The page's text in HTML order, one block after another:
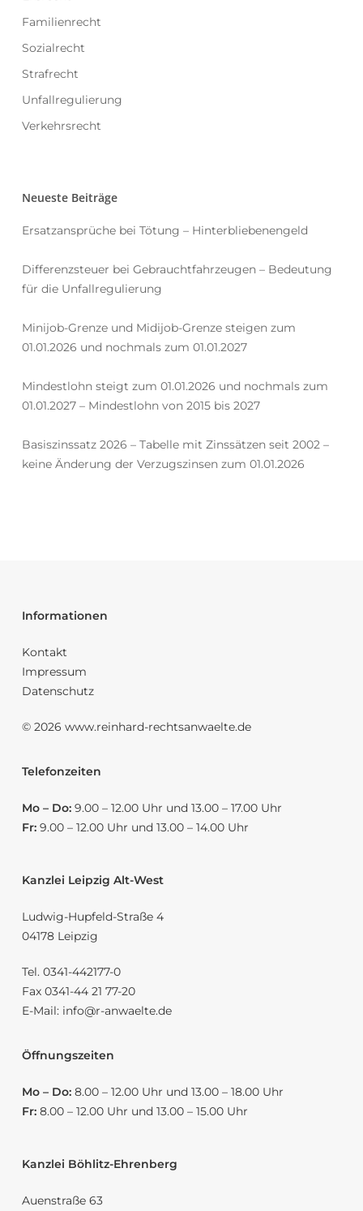
Familienrecht
Sozialrecht
Strafrecht
Unfallregulierung
Verkehrsrecht
Neueste Beiträge
Ersatzansprüche bei Tötung – Hinterbliebenengeld
Differenzsteuer bei Gebrauchtfahrzeugen – Bedeutung
für die Unfallregulierung
Minijob-Grenze und Midijob-Grenze steigen zum
01.01.2026 und nochmals zum 01.01.2027
Mindestlohn steigt zum 01.01.2026 und nochmals zum
01.01.2027 – Mindestlohn von 2015 bis 2027
Basiszinssatz 2026 – Tabelle mit Zinssätzen seit 2002 –
keine Änderung der Verzugszinsen zum 01.01.2026
Informationen
Kontakt
Impressum
Datenschutz
© 2026 www.reinhard-rechtsanwaelte.de
Telefonzeiten
Mo – Do: 9.00 – 12.00 Uhr und 13.00 – 17.00 Uhr
Fr: 9.00 – 12.00 Uhr und 13.00 – 14.00 Uhr
Kanzlei Leipzig Alt-West
Ludwig-Hupfeld-Straße 4
04178 Leipzig
Tel. 0341-442177-0
Fax 0341-44 21 77-20
E-Mail: info@r-anwaelte.de
Öffnungszeiten
Mo – Do: 8.00 – 12.00 Uhr und 13.00 – 18.00 Uhr
Fr: 8.00 – 12.00 Uhr und 13.00 – 15.00 Uhr
Kanzlei Böhlitz-Ehrenberg
Auenstraße 63